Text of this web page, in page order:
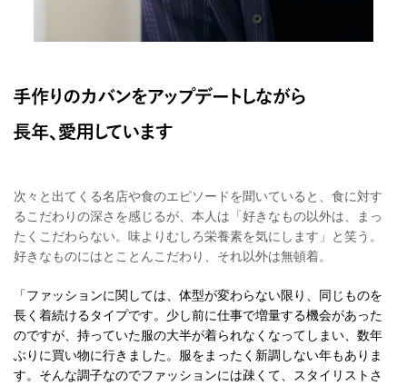
次々と出てくる名店や食のエピソードを聞いていると、食に対す
るこだわりの深さを感じるが、本人は「好きなもの以外は、まっ
たくこだわらない。味よりむしろ栄養素を気にします」と笑う。
好きなものにはとことんこだわり、それ以外は無頓着。
「ファッションに関しては、体型が変わらない限り、同じものを
長く着続けるタイプです。少し前に仕事で増量する機会があった
のですが、持っていた服の大半が着られなくなってしまい、数年
ぶりに買い物に行きました。服をまったく新調しない年もありま
す。そんな調子なのでファッションには疎くて、スタイリストさ